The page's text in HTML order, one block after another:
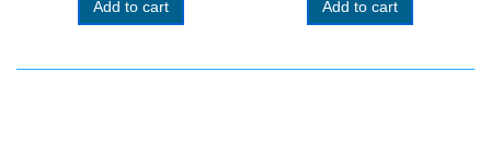
Add to cart Add to cart